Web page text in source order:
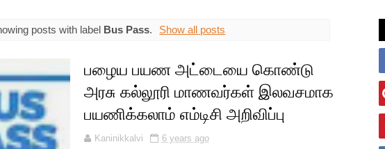
posts with label Bus Pass. Show all posts
பழைய பயண அட்டையை கொண்டு
அரசு கல்லூரி மாணவர்கள் இலவசமாக
பயணிக்கலாம் எம்டிசி அறிவிப்பு
Kaninikkalvi
6 years ago